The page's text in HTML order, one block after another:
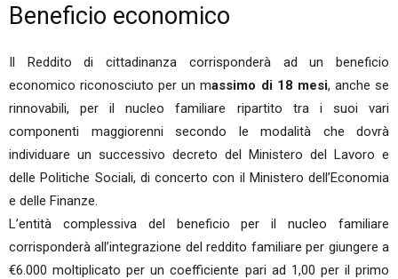
Beneficio economico
Il Reddito di cittadinanza corrisponderà ad un beneficio
economico riconosciuto per un massimo di 18 mesi, anche se
rinnovabili, per il nucleo familiare ripartito tra i suoi vari
componenti maggiorenni secondo le modalità che dovrà
individuare un successivo decreto del Ministero del Lavoro e
delle Politiche Sociali, di concerto con il Ministero dell’Economia
e delle Finanze.
L’entità complessiva del beneficio per il nucleo familiare
corrisponderà all’integrazione del reddito familiare per giungere a
€6.000 moltiplicato per un coefficiente pari ad 1,00 per il primo